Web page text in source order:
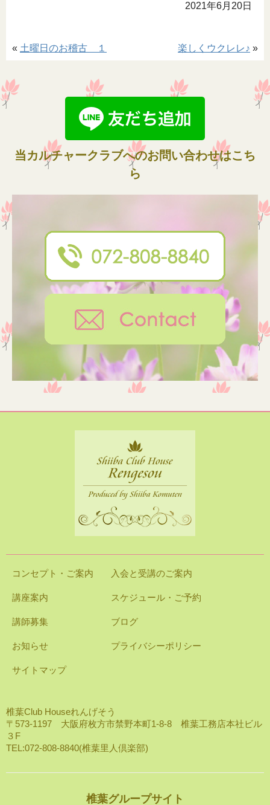
2021年6月20日
楽しくウクレレ♪ »
« 土曜日のお稽古 １
当カルチャークラブへのお問い合わせはこち
ら
コンセプト・ご案内 入会と受講のご案内
講座案内 スケジュール・ご予約
講師募集 ブログ
お知らせ プライバシーポリシー
サイトマップ
椎葉Club Houseれんげそう
〒573-1197 大阪府枚方市禁野本町1-8-8 椎葉工務店本社ビル
３F
TEL:072-808-8840(椎葉里人倶楽部)
椎葉グループサイト